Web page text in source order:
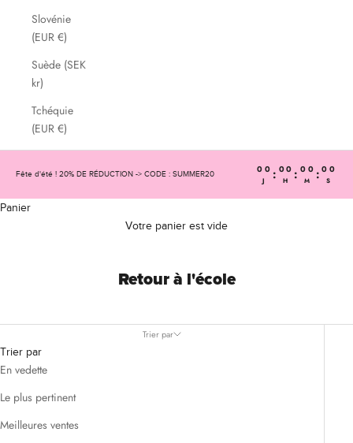
Slovénie
(EUR €)
Suède (SEK
kr)
Tchéquie
(EUR €)
Fête d'été ! 20% DE RÉDUCTION -> CODE : SUMMER20 00
J : 00
H : 00
M :00
S
Panier
Votre panier est vide
Retour à l'école
Trier par
Trier par
En vedette
Le plus pertinent
Meilleures ventes